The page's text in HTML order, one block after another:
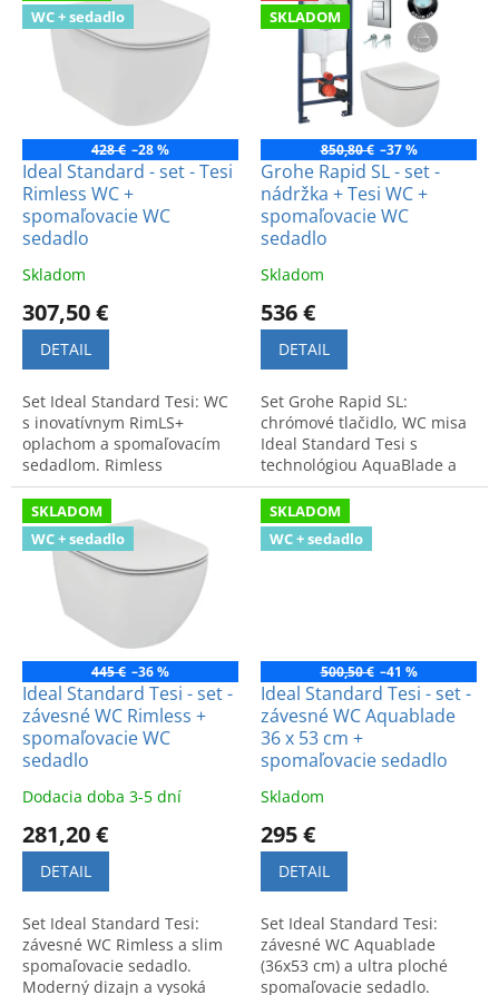
o
o
p
o
o
WC + sedadlo
428 € –28 %
Ideal Standard - set - Tesi
Rimless WC +
spomaľovacie WC
sedadlo
Skladom
307,50 €
DETAIL
Set Ideal Standard Tesi: WC
s inovatívnym RimLS+
oplachom a spomaľovacím
sedadlom. Rimless
technológia pre dokonalú
hygienu a čistotu misy bez
okrajov.
SKLADOM
850,80 € –37 %
Grohe Rapid SL - set -
nádržka + Tesi WC +
spomaľovacie WC
sedadlo
Skladom
536 €
DETAIL
Set Grohe Rapid SL:
chrómové tlačidlo, WC misa
Ideal Standard Tesi s
technológiou AquaBlade a
spomaľovacie sedadlo.
Kvalitné a hygienické
vybavenie kúpeľne.
SKLADOM
WC + sedadlo
445 € –36 %
Ideal Standard Tesi - set -
závesné WC Rimless +
spomaľovacie WC
sedadlo
Dodacia doba 3-5 dní
281,20 €
DETAIL
Set Ideal Standard Tesi:
závesné WC Rimless a slim
spomaľovacie sedadlo.
Moderný dizajn a vysoká
SKLADOM
WC + sedadlo
500,50 € –41 %
Ideal Standard Tesi - set -
závesné WC Aquablade
36 x 53 cm +
spomaľovacie sedadlo
Skladom
295 €
DETAIL
Set Ideal Standard Tesi:
závesné WC Aquablade
(36x53 cm) a ultra ploché
spomaľovacie sedadlo.